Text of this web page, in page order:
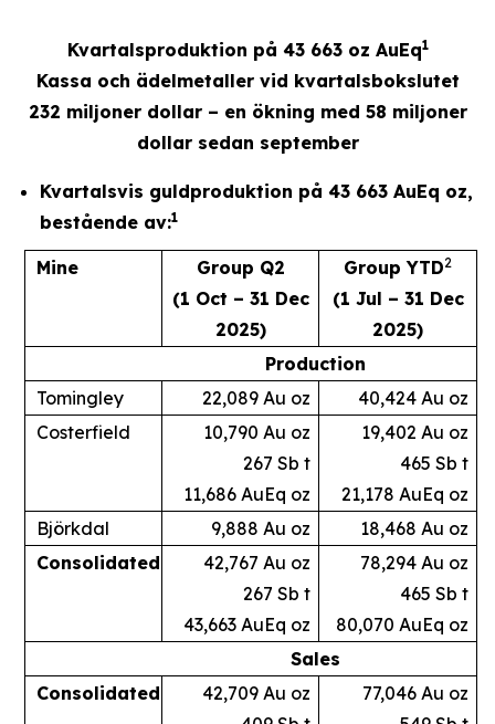
Kvartalsproduktion på 43 663 oz AuEq1
Kassa och ädelmetaller vid kvartalsbokslutet
232 miljoner dollar – en ökning med 58 miljoner
dollar sedan september
Kvartalsvis guldproduktion på 43 663 AuEq oz,
bestående av:1
Mine
Group Q2
(1 Oct – 31 Dec
2025)
Group YTD2
(1 Jul – 31 Dec
2025)
Production
Tomingley
22,089 Au oz
40,424 Au oz
Costerfield
10,790 Au oz
267 Sb t
11,686 AuEq oz
19,402 Au oz
465 Sb t
21,178 AuEq oz
Björkdal
9,888 Au oz
18,468 Au oz
Consolidated
42,767 Au oz
267 Sb t
43,663 AuEq oz
78,294 Au oz
465 Sb t
80,070 AuEq oz
Sales
Consolidated
42,709 Au oz
77,046 Au oz